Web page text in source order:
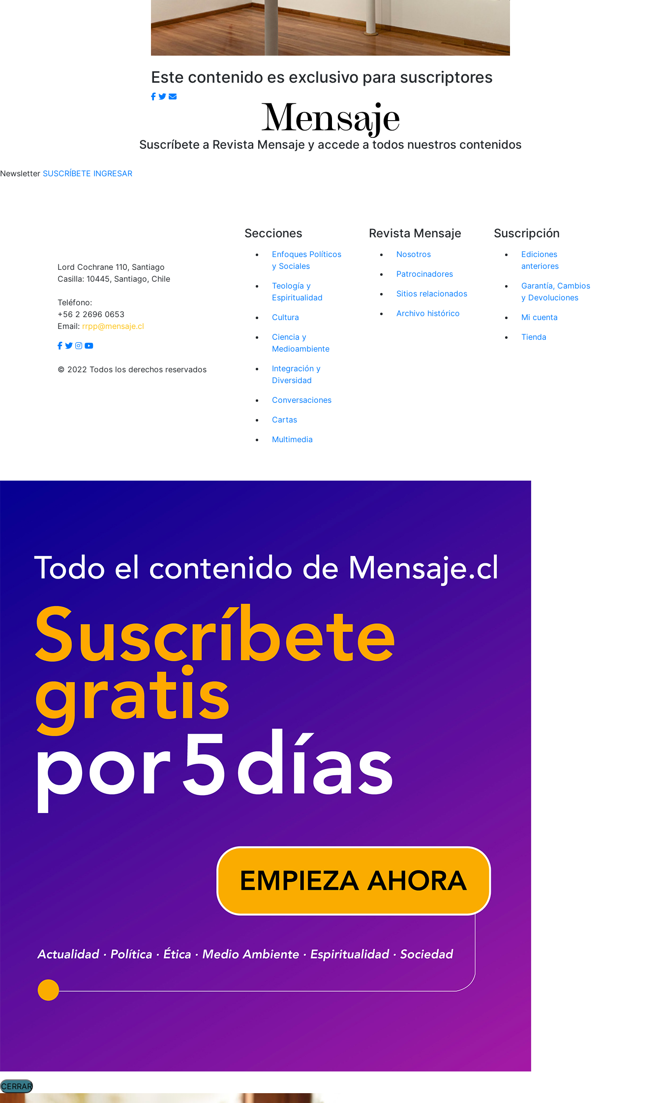
Este contenido es exclusivo para suscriptores
Suscríbete a Revista Mensaje y accede a todos nuestros contenidos
Newsletter SUSCRÍBETE INGRESAR
Lord Cochrane 110, Santiago
Casilla: 10445, Santiago, Chile
Teléfono:
+56 2 2696 0653
Email: rrpp@mensaje.cl
© 2022 Todos los derechos reservados
Secciones
Enfoques Políticos
y Sociales
Teología y
Espiritualidad
Cultura
Ciencia y
Medioambiente
Integración y
Diversidad
Conversaciones
Cartas
Multimedia
Revista Mensaje
Nosotros
Patrocinadores
Sitios relacionados
Archivo histórico
Suscripción
Ediciones
anteriores
Garantía, Cambios
y Devoluciones
Mi cuenta
Tienda
CERRAR